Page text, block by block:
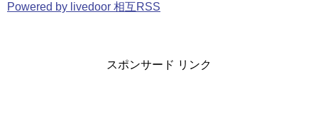
Powered by livedoor 相互RSS
スポンサード リンク